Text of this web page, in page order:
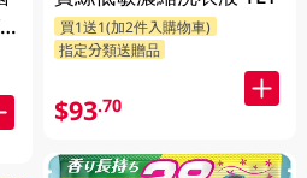
買1送1(加2件入購物車)
指定分類送贈品
$93.70